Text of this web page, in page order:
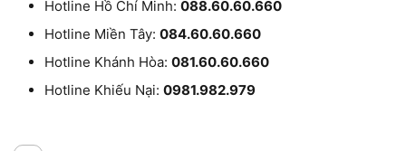
Hotline Hồ Chí Minh: 088.60.60.660
Hotline Miền Tây: 084.60.60.660
Hotline Khánh Hòa: 081.60.60.660
Hotline Khiếu Nại: 0981.982.979